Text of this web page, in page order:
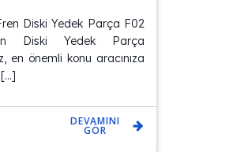
Diski Yedek Parça F02
Diski Yedek Parça
en önemli konu aracınıza
DEVAMINI
GÖR